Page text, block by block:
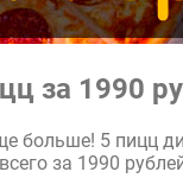
за 1990
больше! 5 пицц
всего за 1990